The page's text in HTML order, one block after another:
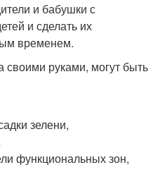
и бабушки с
и сделать их
временем.
руками, могут быть
зелени,
функциональных зон,